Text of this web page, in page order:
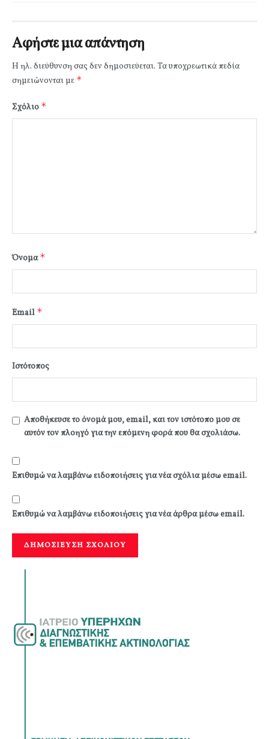
Αφήστε μια απάντηση
Η ηλ. διεύθυνση σας δεν δημοσιεύεται. Τα υποχρεωτικά πεδία
σημειώνονται με *
Σχόλιο *
Όνομα*
Email *
Ιστότοπος
Αποθήκευσε το όνομά μου, email, και τον ιστότοπο μου σε
αυτόν τον πλοηγό για την επόμενη φορά που θα σχολιάσω.
Επιθυμώ να λαμβάνω ειδοποιήσεις για νέα σχόλια μέσω email.
Επιθυμώ να λαμβάνω ειδοποιήσεις για νέα άρθρα μέσω email.